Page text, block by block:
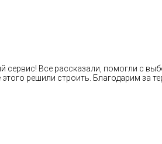
сервис! Все рассказали, помогли с
решили строить. Благодарим за